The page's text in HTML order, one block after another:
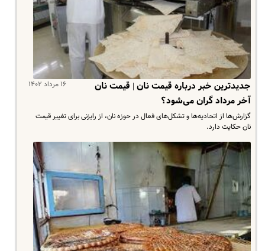
۱۶ مرداد ۱۴۰۲
جدیدترین خبر درباره قیمت نان | قیمت نان
آخر مرداد گران می‌شود؟
گزارش‌ها از اتحادیه‌ها و تشکل‌های فعال در حوزه نان، از رایزنی برای تغییر قیمت
نان حکایت دارد.